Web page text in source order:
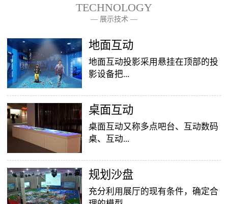
TECHNOLOGY
— 展示技术 —
地面互动
地面互动投影采用悬挂在顶部的投
影设备把...
影像效果投射到地面，当参访着走
至投影区域时，通过系统识别，参
访者可以直接使用双脚或动作与投
效果就会随着你的脚步产生相应的
变幻。地面互动投影系统是集虚拟
互动投影项目，包括水波纹、翻
桌面互动
桌面互动又称多点吧台、互动数码
桌、互动...
投影桌面，让普通的吧台（桌面）
变成一个多媒体互动娱乐游戏消费
平台，图文并茂，形式新颖，令桌
​规划沙盘
充分利用展厅的现有条件，确定合